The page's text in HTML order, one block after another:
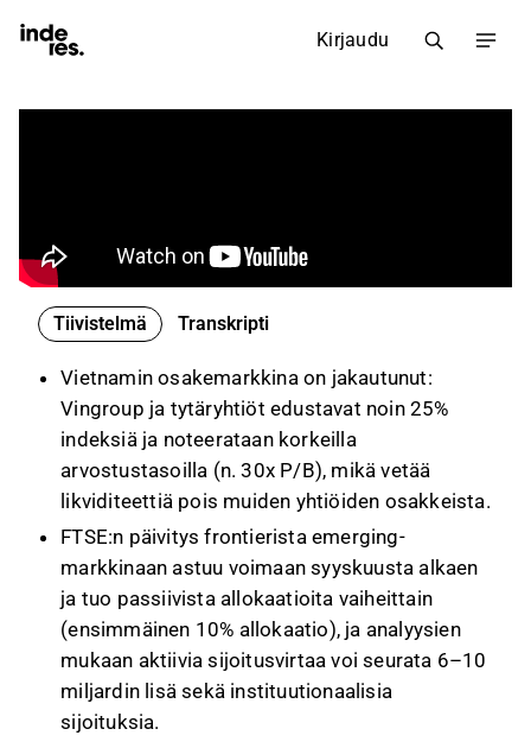
Kirjaudu
Tiivistelmä Transkripti
Vietnamin osakemarkkina on jakautunut:
Vingroup ja tytäryhtiöt edustavat noin 25%
indeksiä ja noteerataan korkeilla
arvostustasoilla (n. 30x P/B), mikä vetää
likviditeettiä pois muiden yhtiöiden osakkeista.
FTSE:n päivitys frontierista emerging-
markkinaan astuu voimaan syyskuusta alkaen
ja tuo passiivista allokaatioita vaiheittain
(ensimmäinen 10% allokaatio), ja analyysien
mukaan aktiivia sijoitusvirtaa voi seurata 6–10
miljardin lisä sekä instituutionaalisia
sijoituksia.